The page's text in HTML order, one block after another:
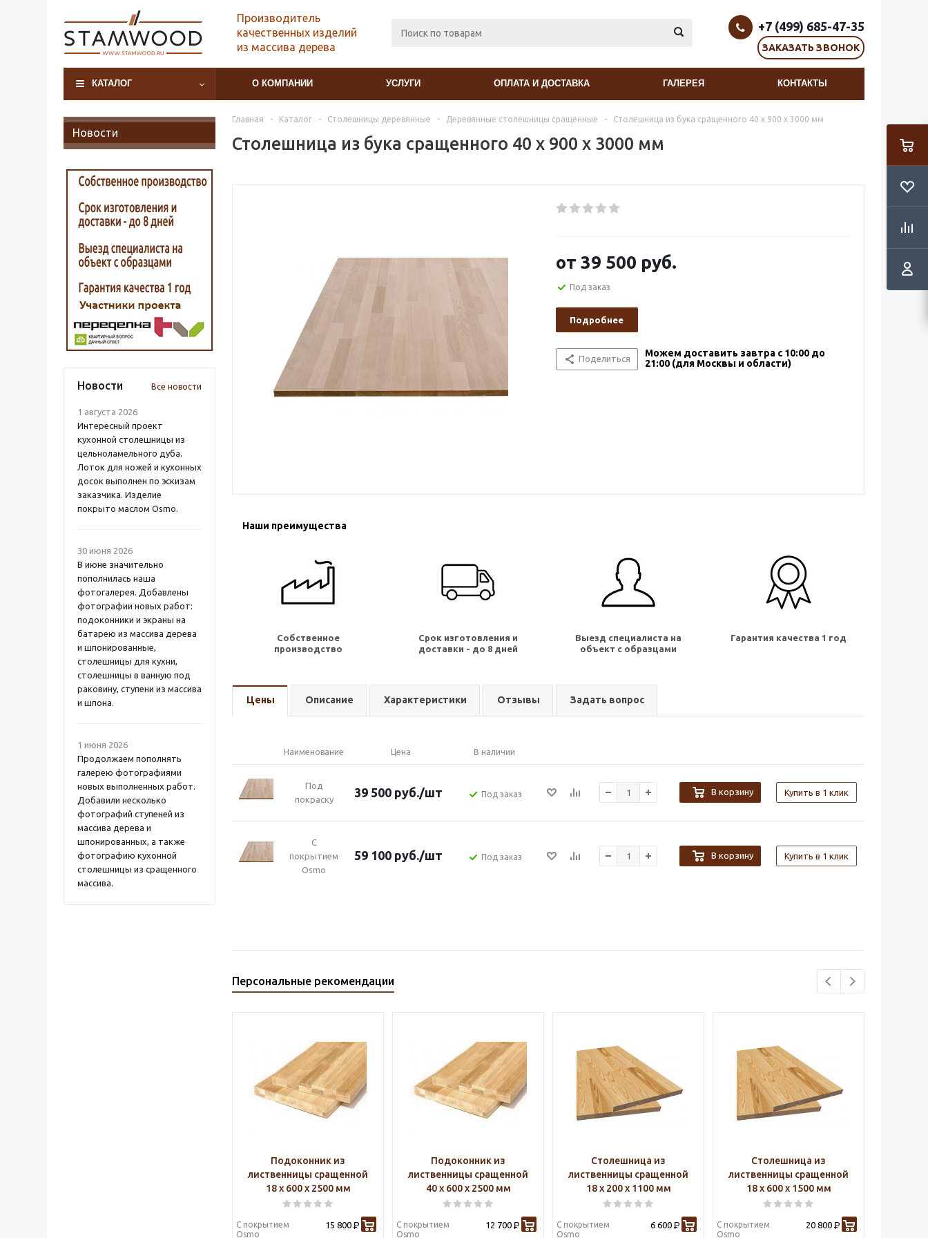
Производитель
качественных изделий
из массива дерева
+7 (499) 685-47-35
ЗАКАЗАТЬ ЗВОНОК
КАТАЛОГ О КОМПАНИИ УСЛУГИ ОПЛАТА И ДОСТАВКА ГАЛЕРЕЯ КОНТАКТЫ
Новости
Новости Все новости
1 августа 2026
Интересный проект
кухонной столешницы из
цельноламельного дуба.
Лоток для ножей и кухонных
досок выполнен по эскизам
заказчика. Изделие
покрыто маслом Osmo.
30 июня 2026
В июне значительно
пополнилась наша
фотогалерея. Добавлены
фотографии новых работ:
подоконники и экраны на
батарею из массива дерева
и шпонированные,
столешницы для кухни,
столешницы в ванную под
раковину, ступени из массива
и шпона.
1 июня 2026
Продолжаем пополнять
галерею фотографиями
новых выполненных работ.
Добавили несколько
фотографий ступеней из
массива дерева и
шпонированных, а также
фотографию кухонной
столешницы из сращенного
массива.
Главная - Каталог - Столешницы деревянные - Деревянные столешницы сращенные - Столешница из бука сращенного 40 х 900 х 3000 мм
Столешница из бука сращенного 40 х 900 х 3000 мм
от 39 500 руб.
Под заказ
Подробнее
Поделиться
Можем доставить завтра с 10:00 до
21:00 (для Москвы и области)
Наши преимущества
Собственное
производство
Срок изготовления и
доставки - до 8 дней
Выезд специалиста на
объект с образцами
Гарантия качества 1 год
Цены Описание Характеристики Отзывы Задать вопрос
Наименование Цена В наличии
Под
покраску
39 500 руб./шт Под заказ В корзину Купить в 1 клик
С
покрытием
Osmo
59 100 руб./шт Под заказ В корзину Купить в 1 клик
Персональные рекомендации
Подоконник из
лиственницы сращенной
18 х 600 х 2500 мм
С покрытием
Osmo
15 800 Р
Подоконник из
лиственницы сращенной
40 х 600 х 2500 мм
С покрытием
Osmo
12 700 Р
Столешница из
лиственницы сращенной
18 х 200 х 1100 мм
С покрытием
Osmo
6 600 Р
Столешница из
лиственницы сращенной
18 х 600 х 1500 мм
С покрытием
Osmo
20 800 Р